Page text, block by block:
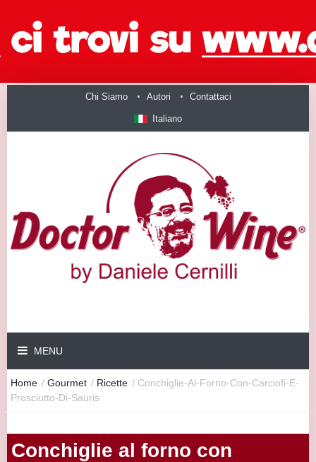
Chi Siamo Autori Contattaci
Italiano
MENU
Home / Gourmet / Ricette / Conchiglie-Al-Forno-Con-Carciofi-E-
Prosciutto-Di-Sauris
Conchiglie al forno con